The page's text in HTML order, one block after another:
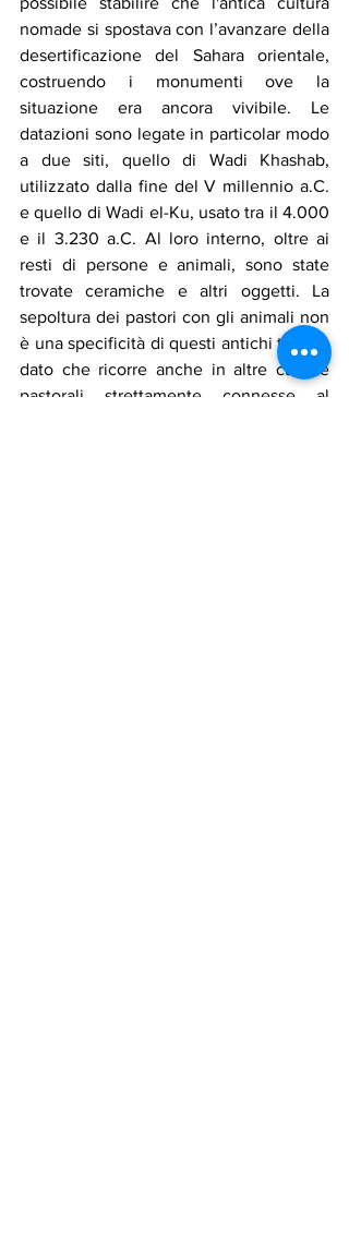
nomade si spostava con l’avanzare della
desertificazione del Sahara orientale,
costruendo i monumenti ove la
situazione era ancora vivibile. Le
datazioni sono legate in particolar modo
a due siti, quello di Wadi Khashab,
utilizzato dalla fine del V millennio a.C.
e quello di Wadi el-Ku, usato tra il 4.000
e il 3.230 a.C. Al loro interno, oltre ai
resti di persone e animali, sono state
trovate ceramiche e altri oggetti. La
sepoltura dei pastori con gli animali non
è una specificità di questi antichi tumuli,
dato che ricorre anche in altre culture
pastorali strettamente connesse al